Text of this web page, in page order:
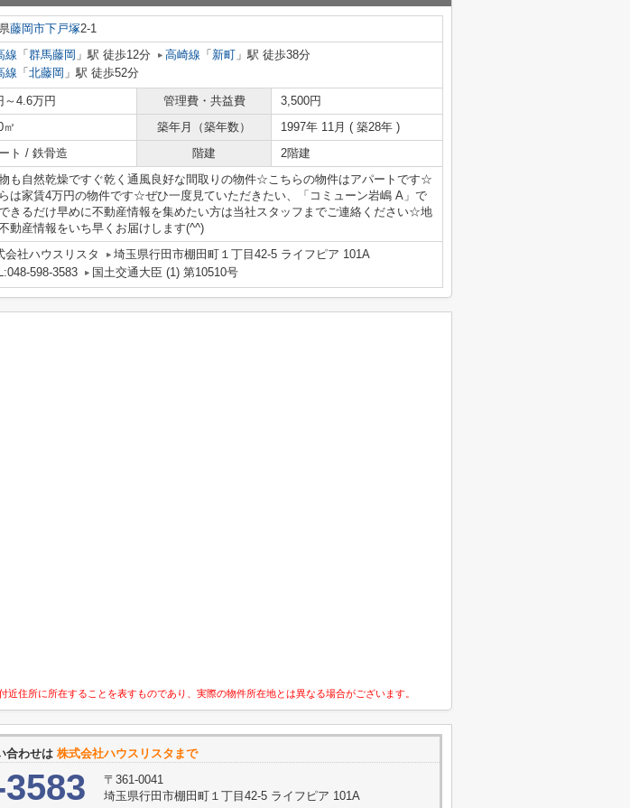
藤岡市下戸塚2-1
線 「 群馬藤岡 」駅 徒歩12分 高崎線 「 新町 」駅 徒歩38分
線 「 北藤岡 」駅 徒歩52分
～4.6万円 管理費・共益費
3,500円
㎡ 築年月（築年数）
1997年 11月 ( 築28年 )
ト / 鉄骨造 階建 2階建
も自然乾燥ですぐ乾く通風良好な間取りの物件☆こちらの物件はアパートです☆
は家賃4万円の物件です☆ぜひ一度見ていただきたい、「コミューン岩嶋 A」で
きるだけ早めに不動産情報を集めたい方は当社スタッフまでご連絡ください☆地
動産情報をいち早くお届けします(^^)
会社ハウスリスタ
埼玉県行田市棚田町１丁目42-5 ライフピア 101A
598-3583
国土交通大臣 (1) 第10510号
住所に所在することを表すものであり、実際の物件所在地とは異なる場合がございます。
合わせは 株式会社ハウスリスタまで
〒361-0041
埼玉県行田市棚田町１丁目42-5 ライフピア 101A